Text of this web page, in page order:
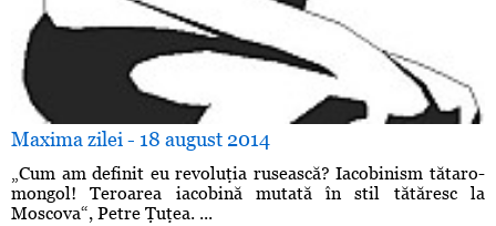
Maxima zilei - 18 august 2014
„Cum am definit eu revoluţia rusească? Iacobinism tătaro-
mongol! Teroarea iacobină mutată în stil tătăresc la
Moscova“, Petre Ţuţea. ...